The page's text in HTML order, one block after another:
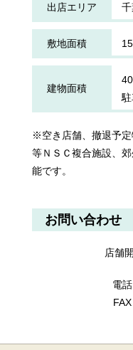
出店エリア
敷地面積
建物面積
※空き店舗、撤退予
等ＮＳＣ複合施設、
能です。
お問い合わせ
店舗
電